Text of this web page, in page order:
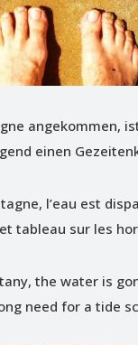
angekommen,
einen
l’eau est
tableau sur les
the water is
need for a tide